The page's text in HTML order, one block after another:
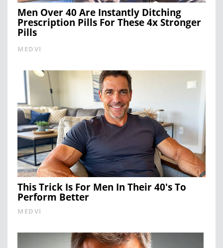
Men Over 40 Are Instantly Ditching
Prescription Pills For These 4x Stronger
Pills
MEDVI
This Trick Is For Men In Their 40's To
Perform Better
MEDVI